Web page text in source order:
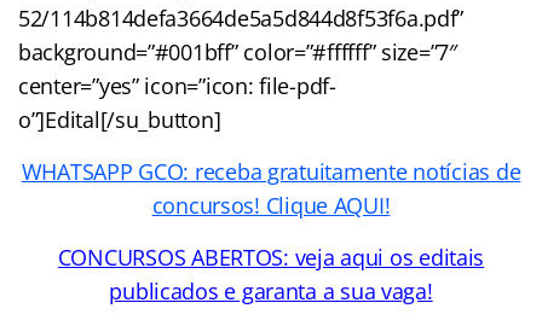
52/114b814defa3664de5a5d844d8f53f6a.pdf”
background=”#001bff” color=”#ffffff” size=”7″
center=”yes” icon=”icon: file-pdf-
o”]Edital[/su_button]
WHATSAPP GCO: receba gratuitamente notícias de
concursos! Clique AQUI!
CONCURSOS ABERTOS: veja aqui os editais
publicados e garanta a sua vaga!